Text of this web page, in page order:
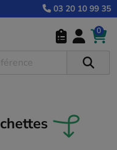
03 20 10 99 35
0